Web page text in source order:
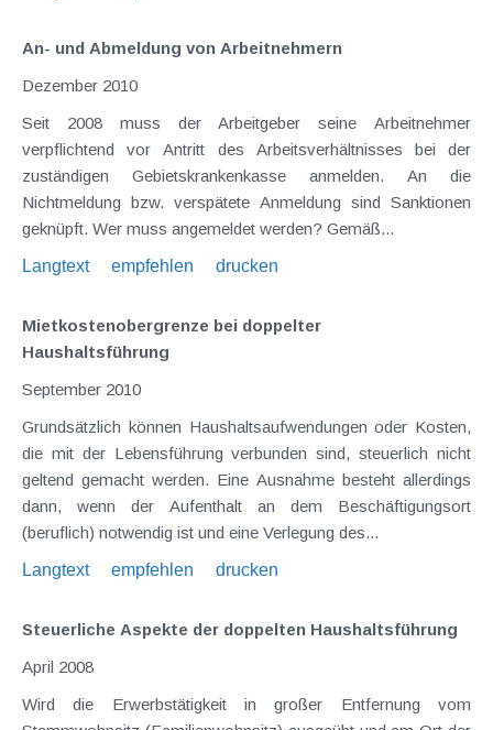
An- und Abmeldung von Arbeitnehmern
Dezember 2010
Seit 2008 muss der Arbeitgeber seine Arbeitnehmer
verpflichtend vor Antritt des Arbeitsverhältnisses bei der
zuständigen Gebietskrankenkasse anmelden. An die
Nichtmeldung bzw. verspätete Anmeldung sind Sanktionen
geknüpft. Wer muss angemeldet werden? Gemäß...
Langtext
empfehlen drucken
Mietkostenobergrenze bei doppelter
Haushaltsführung
September 2010
Grundsätzlich können Haushaltsaufwendungen oder Kosten,
die mit der Lebensführung verbunden sind, steuerlich nicht
geltend gemacht werden. Eine Ausnahme besteht allerdings
dann, wenn der Aufenthalt an dem Beschäftigungsort
(beruflich) notwendig ist und eine Verlegung des...
Langtext
empfehlen drucken
Steuerliche Aspekte der doppelten Haushaltsführung
April 2008
Wird die Erwerbstätigkeit in großer Entfernung vom